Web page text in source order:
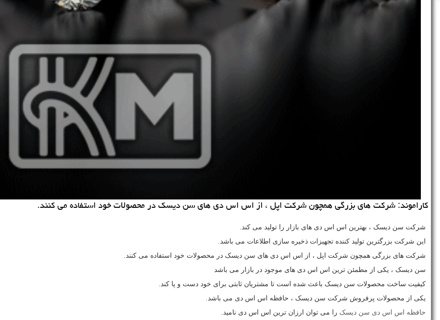
كاراموند: شركت های بزرگی همچون شركت اپل ، از اس اس دی های سن دیسك در محصولات خود استفاده می كنند.
شرکت سن دیسک ، بهترین اس اس دی های بازار را تولید می کند.
این شرکت بزرگترین تولید کننده تجهیزات ذخیره سازی اطلاعات می باشد.
شرکت های بزرگی همچون شرکت اپل ، از اس اس دی های سن دیسک در محصولات خود استفاده می کنند.
سن دیسک ، یکی از مطمئن ترین اس اس دی های موجود در بازار می باشد
کیفیت ساخت محصولات سن دیسک باعث شده است تا مشتریان ثابتی برای خود دست و پا کند.
یکی از محصولات پرفروش شرکت سن دیسک ، حافظه اس اس دی می باشد.
حافظه اس اس دی سن دیسک را می توان ارزان ترین اس اس دی نامید.